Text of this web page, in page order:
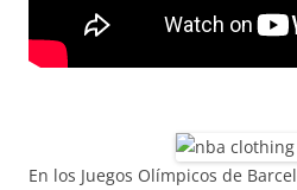
En los Juegos Olímpicos de